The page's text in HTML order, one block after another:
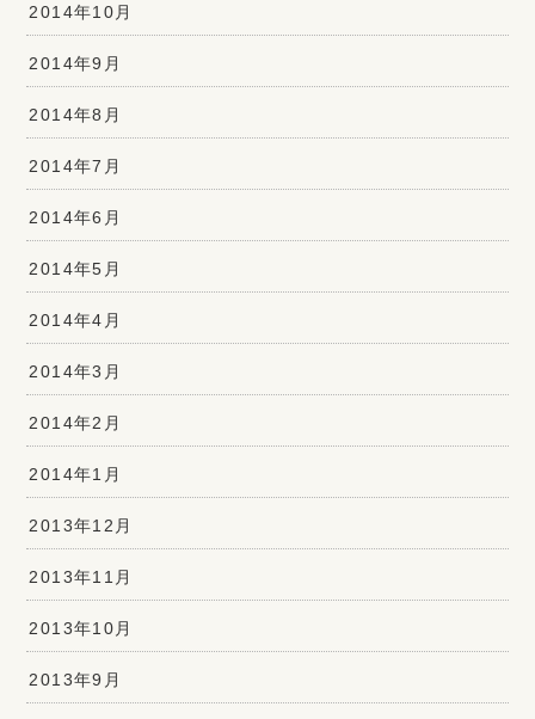
2014年10月
2014年9月
2014年8月
2014年7月
2014年6月
2014年5月
2014年4月
2014年3月
2014年2月
2014年1月
2013年12月
2013年11月
2013年10月
2013年9月